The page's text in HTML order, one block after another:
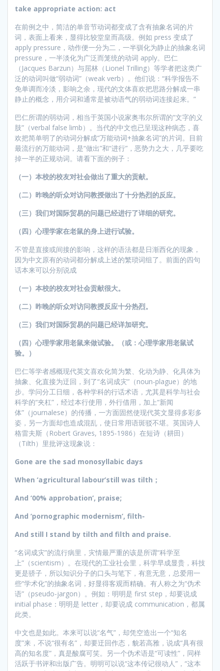
take appropriate action: act
在前例之中，简洁的单音节动词都变成了含有抽象名词的片
词，表面上看来，显得比较堂皇而高级。例如 press 变成了
apply pressure，动作便一分为二，一半驯化为静止的抽象名词
pressure，一半淡化为广泛而笼统的动词 apply。巴仁
（Jacques Barzun）与屈林（Lionel Trilling）等学者把这类广
泛的动词叫做“弱动词”（weak verb）。他们说：“科学报告不
免单调而冷淡，影响之余，现代的文体喜欢把思路分解成一串
静止的概念，用介词和通常是被动语气的弱动词连接起来。”
巴仁所谓的弱动词，相当于英国小说家奥韦尔所谓的“文字的义
肢”（verbal false limb）。当代的中文也已呈现这种病态，喜
欢把简单明了的动词分解成“万能动词+抽象名词”的片词。目前
最流行的万能动词，是“做出”和“进行”，恶势力之大，几乎要吃
掉一半的正规动词。请看下面的例子：
（一）本校的校友对社会做出了重大的贡献。
（二）昨晚的听众对访问教授做出了十分热烈的反应。
（三）我们对国际贸易的问题已经进行了详细的研究。
（四）心理学家在老鼠的身上进行试验。
不管是直接或间接的影响，这样的语法都是日渐西化的现象，
因为中文原有的动词都分解成上述的繁琐词组了。前面的四句
话本来可以分别说成
（一）本校的校友对社会贡献很大。
（二）昨晚的听众对访问教授反应十分热烈。
（三）我们对国际贸易的问题已经详加研究。
（四）心理学家用老鼠来做试验。（或：心理学家用老鼠试
验。）
巴仁等学者感概现代英文喜欢化简为繁、化动为静、化具体为
抽象、化直接为迂回，到了“名词成灾”（noun-plague）的地
步。学问分工日细，各种学科的行话术语，尤其是科学与社会
科学的“夹杠”，经过本行使用，外行借用，加上“新闻
体”（journalese）的传播，一方面固然使现代英文显得多彩多
姿，另一方面却也造成混乱，使日常用语斑驳不堪。英国诗人
格雷夫斯（Robert Graves, 1895-1986）在短诗（耕田）
（Tilth）里批评这现象说：
Gone are the sad monosyllabic days
When ‘agricultural labour’still was tilth；
And ‘00% approbation’, praise;
And ‘pornographic modernism’, filth-
And still I stand by tilth and filth and praise.
“名词成灾”的流行病里，灾情最严重的该是所谓“科学至
上”（scientism）。在现代的工业社会里，科学早成显贵，科技
更是骄子，所以知识分子的口头与笔下，有意无意，总爱用一
些“学术化”的抽象名词，好显得客观而精确。有人称之为“伪术
语”（pseudo-jargon）。例如：明明是 first step，却要说成
initial phase：明明是 letter，却要说成 communication，都属
此类。
中文也是如此。本来可以说“名气”，却凭空造出一个“知名
度”来，不说“很有名”，却要迂回作态，貌若高雅，说成“具有很
高的知名度”，真是酸腐可笑。另一个伪术语是“可读性”，同样
活跃于书评和出版广告。明明可以说“这本传记很动人”，“这本